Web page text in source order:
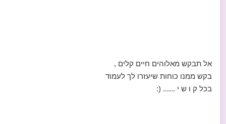
אל תבקש מאלוהים חיים קלים ,
בקש ממנו כוחות שיעזרו לך לעמוד
בכל ק ו ש י ...... (: